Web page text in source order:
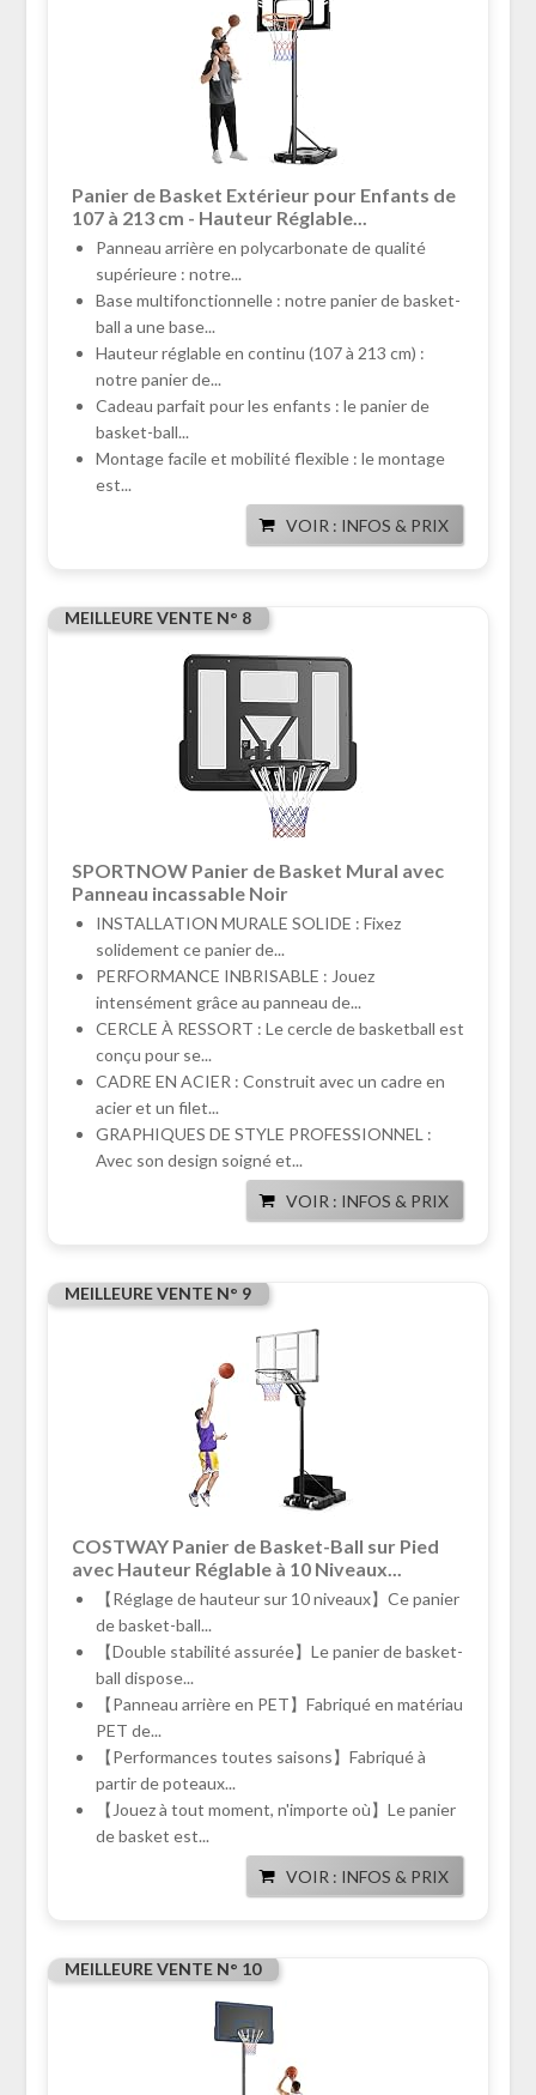
Panier de Basket Extérieur pour Enfants de
107 à 213 cm - Hauteur Réglable...
Panneau arrière en polycarbonate de qualité
supérieure : notre...
Base multifonctionnelle : notre panier de basket-
ball a une base...
Hauteur réglable en continu (107 à 213 cm) :
notre panier de...
Cadeau parfait pour les enfants : le panier de
basket-ball...
Montage facile et mobilité flexible : le montage
est...
VOIR : INFOS & PRIX
MEILLEURE VENTE N° 8
SPORTNOW Panier de Basket Mural avec
Panneau incassable Noir
INSTALLATION MURALE SOLIDE : Fixez
solidement ce panier de...
PERFORMANCE INBRISABLE : Jouez
intensément grâce au panneau de...
CERCLE À RESSORT : Le cercle de basketball est
conçu pour se...
CADRE EN ACIER : Construit avec un cadre en
acier et un filet...
GRAPHIQUES DE STYLE PROFESSIONNEL :
Avec son design soigné et...
VOIR : INFOS & PRIX
MEILLEURE VENTE N° 9
COSTWAY Panier de Basket-Ball sur Pied
avec Hauteur Réglable à 10 Niveaux...
【Réglage de hauteur sur 10 niveaux】Ce panier
de basket-ball...
【Double stabilité assurée】Le panier de basket-
ball dispose...
【Panneau arrière en PET】Fabriqué en matériau
PET de...
【Performances toutes saisons】Fabriqué à
partir de poteaux...
【Jouez à tout moment, n'importe où】Le panier
de basket est...
VOIR : INFOS & PRIX
MEILLEURE VENTE N° 10